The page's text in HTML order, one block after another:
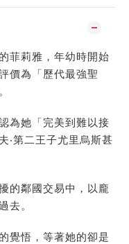
菲莉雅，年幼時開始
價為「歷代最強聖
為她「完美到難以接
‧第二王子尤里烏斯甚
的鄰國交易中，以龐
去。
覺悟，等著她的卻是